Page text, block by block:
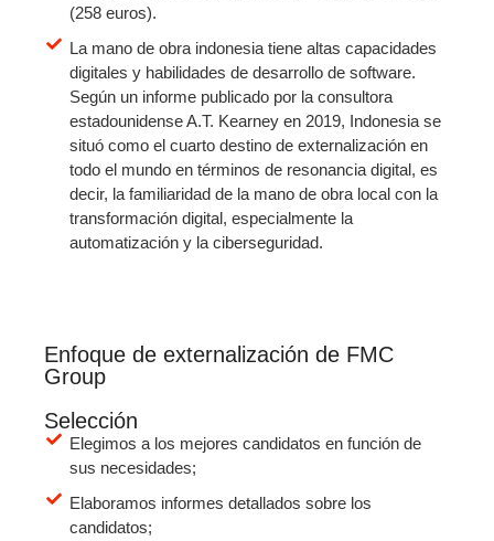
(258 euros).
La mano de obra indonesia tiene altas capacidades
digitales y habilidades de desarrollo de software.
Según un informe publicado por la consultora
estadounidense A.T. Kearney en 2019, Indonesia se
situó como el cuarto destino de externalización en
todo el mundo en términos de resonancia digital, es
decir, la familiaridad de la mano de obra local con la
transformación digital, especialmente la
automatización y la ciberseguridad.
Enfoque de externalización de FMC
Group
Selección
Elegimos a los mejores candidatos en función de
sus necesidades;
Elaboramos informes detallados sobre los
candidatos;